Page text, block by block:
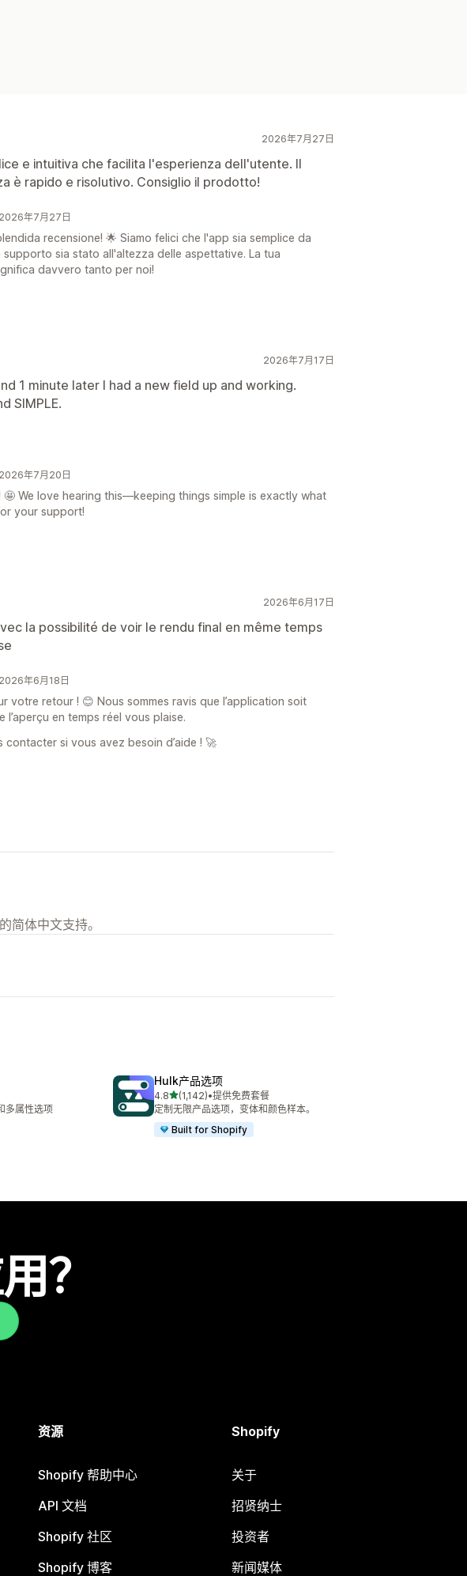
2026年7月27日
e intuitiva che facilita l'esperienza dell'utente. Il
è rapido e risolutivo. Consiglio il prodotto!
年7月27日
recensione! 🌟 Siamo felici che l'app sia semplice da
supporto sia stato all'altezza delle aspettative. La tua
davvero tanto per noi!
2026年7月17日
1 minute later I had a new field up and working.
SIMPLE.
年7月20日
🤩 We love hearing this—keeping things simple is exactly what
your support!
2026年6月17日
la possibilité de voir le rendu final en même temps
年6月18日
votre retour ! 😊 Nous sommes ravis que l’application soit
l’aperçu en temps réel vous plaise.
contacter si vous avez besoin d’aide ! 🚀
简体中文支持。
多属性选项
Hulk产品选项
4.8星（满分 5 星）
(1,142)
总共 1142 条评论
•提供免费套餐
定制无限产品选项，变体和颜色样本。
Built for Shopify
？
资源
Shopify 帮助中心
API 文档
Shopify 社区
Shopify 博客
Shopify
关于
招贤纳士
投资者
新闻媒体